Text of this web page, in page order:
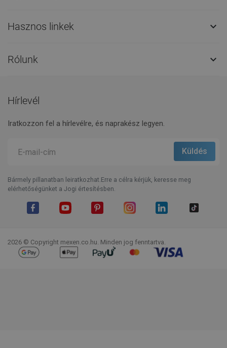
Hasznos linkek 
Rólunk 
Hírlevél
Iratkozzon fel a hírlevélre, és naprakész legyen.
Bármely pillanatban leiratkozhat.Erre a célra kérjük, keresse meg
elérhetőségünket a Jogi értesítésben.
2026 © Copyright mexen.co.hu. Minden jog fenntartva.